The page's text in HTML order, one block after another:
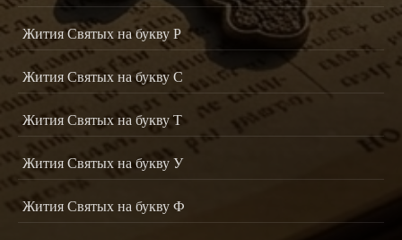
Жития Святых на букву Р
Жития Святых на букву С
Жития Святых на букву Т
Жития Святых на букву У
Жития Святых на букву Ф